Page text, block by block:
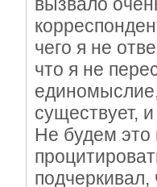
чего я не
что я не
существует,
Не будем это